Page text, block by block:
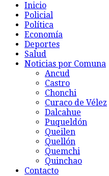
Inicio
Policial
Política
Economía
Deportes
Salud
Noticias por Comuna
Ancud
Castro
Chonchi
Curaco de Vélez
Dalcahue
Puqueldón
Queilen
Quellón
Quemchi
Quinchao
Contacto